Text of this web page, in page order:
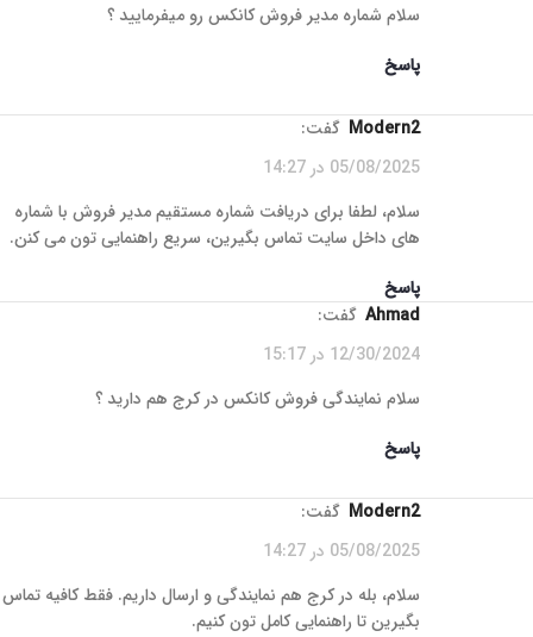
سلام شماره مدیر فروش کانکس رو میفرمایید ؟
پاسخ
Modern2
گفت:
05/08/2025 در 14:27
سلام، لطفا برای دریافت شماره مستقیم مدیر فروش با شماره‌
های داخل سایت تماس بگیرین، سریع راهنمایی‌ تون می‌ کنن.
پاسخ
Ahmad
گفت:
12/30/2024 در 15:17
سلام نمایندگی فروش کانکس در کرج هم دارید ؟
پاسخ
Modern2
گفت:
05/08/2025 در 14:27
سلام، بله در کرج هم نمایندگی و ارسال داریم. فقط کافیه تماس
بگیرین تا راهنمایی کامل‌ تون کنیم.